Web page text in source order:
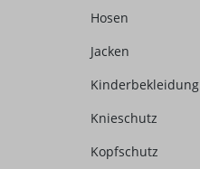
Hosen
Jacken
Kinderbekleidung
Knieschutz
Kopfschutz